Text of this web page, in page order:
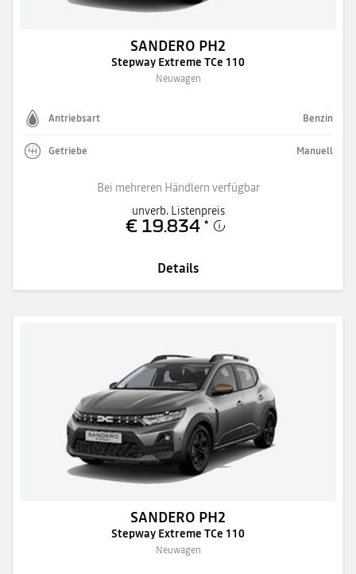
SANDERO PH2
Stepway Extreme TCe 110
Neuwagen
Antriebsart Benzin
Getriebe Manuell
Bei mehreren Händlern verfügbar
unverb. Listenpreis
€ 19.834 *
Details
SANDERO PH2
Stepway Extreme TCe 110
Neuwagen